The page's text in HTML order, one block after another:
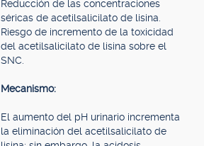
Reducción de las concentraciones
séricas de acetilsalicilato de lisina.
Riesgo de incremento de la toxicidad
del acetilsalicilato de lisina sobre el
SNC.
Mecanismo:
El aumento del pH urinario incrementa
la eliminación del acetilsalicilato de